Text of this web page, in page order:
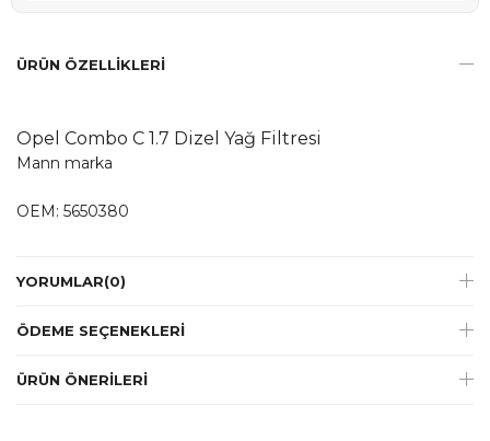
ÜRÜN ÖZELLIKLERI
Opel Combo C 1.7 Dizel Yağ Filtresi
Mann marka
OEM: 5650380
YORUMLAR(0)
ÖDEME SEÇENEKLERI
ÜRÜN ÖNERILERI